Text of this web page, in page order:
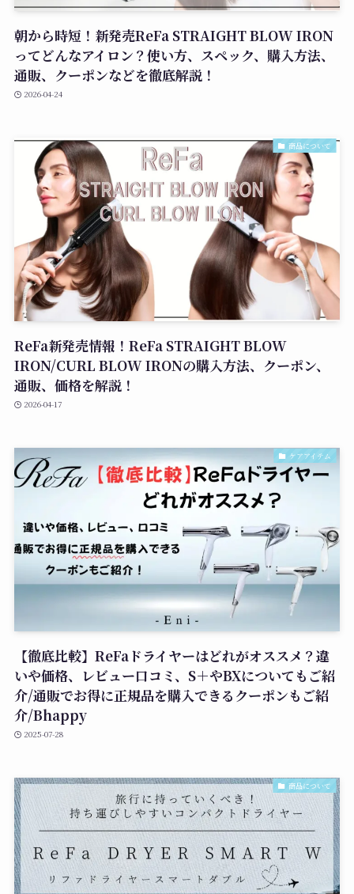
朝から時短！新発売ReFa STRAIGHT BLOW IRON
ってどんなアイロン？使い方、スペック、購入方法、
通販、クーポンなどを徹底解説！
2026-04-24
商品について
ReFa新発売情報！ReFa STRAIGHT BLOW
IRON/CURL BLOW IRONの購入方法、クーポン、
通販、価格を解説！
2026-04-17
ケアアイテム
【徹底比較】ReFaドライヤーはどれがオススメ？違
いや価格、レビュー口コミ、S＋やBXについてもご紹
介/通販でお得に正規品を購入できるクーポンもご紹
介/Bhappy
2025-07-28
商品について